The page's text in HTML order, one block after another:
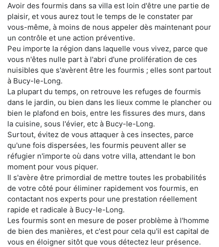
Avoir des fourmis dans sa villa est loin d'être une partie de
plaisir, et vous aurez tout le temps de le constater par
vous-même, à moins de nous appeler dès maintenant pour
un contrôle et une action préventive.
Peu importe la région dans laquelle vous vivez, parce que
vous n'êtes nulle part à l'abri d'une prolifération de ces
nuisibles que s'avèrent être les fourmis ; elles sont partout
à Bucy-le-Long.
La plupart du temps, on retrouve les refuges de fourmis
dans le jardin, ou bien dans les lieux comme le plancher ou
bien le plafond en bois, entre les fissures des murs, dans
la cuisine, sous l'évier, etc à Bucy-le-Long.
Surtout, évitez de vous attaquer à ces insectes, parce
qu'une fois dispersées, les fourmis peuvent aller se
réfugier n'importe où dans votre villa, attendant le bon
moment pour vous piquer.
Il s'avère être primordial de mettre toutes les probabilités
de votre côté pour éliminer rapidement vos fourmis, en
contactant nos experts pour une prestation réellement
rapide et radicale à Bucy-le-Long.
Les fourmis sont en mesure de poser problème à l'homme
de bien des manières, et c'est pour cela qu'il est capital de
vous en éloigner sitôt que vous détectez leur présence.